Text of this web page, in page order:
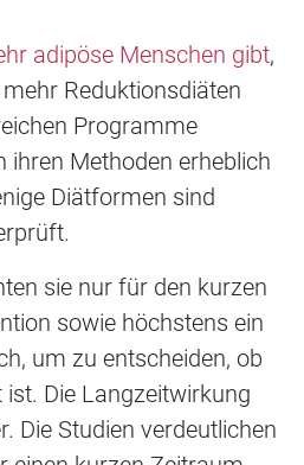
adipöse Menschen gibt,
Reduktionsdiäten
Programme
ihren Methoden erheblich
Diätformen sind
sie nur für den kurzen
sowie höchstens ein
um zu entscheiden, ob
Die Langzeitwirkung
Die Studien verdeutlichen